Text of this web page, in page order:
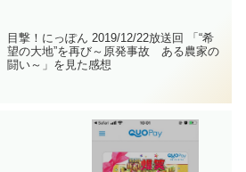
目撃！にっぽん 2019/12/22放送回 「“希
望の大地”を再び～原発事故 ある農家の
闘い～」を見た感想